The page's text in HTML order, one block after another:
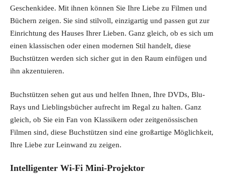
Geschenkidee. Mit ihnen können Sie Ihre Liebe zu Filmen und
Büchern zeigen. Sie sind stilvoll, einzigartig und passen gut zur
Einrichtung des Hauses Ihrer Lieben. Ganz gleich, ob es sich um
einen klassischen oder einen modernen Stil handelt, diese
Buchstützen werden sich sicher gut in den Raum einfügen und
ihn akzentuieren.
Buchstützen sehen gut aus und helfen Ihnen, Ihre DVDs, Blu-
Rays und Lieblingsbücher aufrecht im Regal zu halten. Ganz
gleich, ob Sie ein Fan von Klassikern oder zeitgenössischen
Filmen sind, diese Buchstützen sind eine großartige Möglichkeit,
Ihre Liebe zur Leinwand zu zeigen.
Intelligenter Wi-Fi Mini-Projektor